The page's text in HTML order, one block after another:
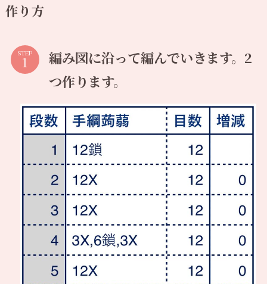
作り方
STEP
編み図に沿って編んでいきます。2
つ作ります。